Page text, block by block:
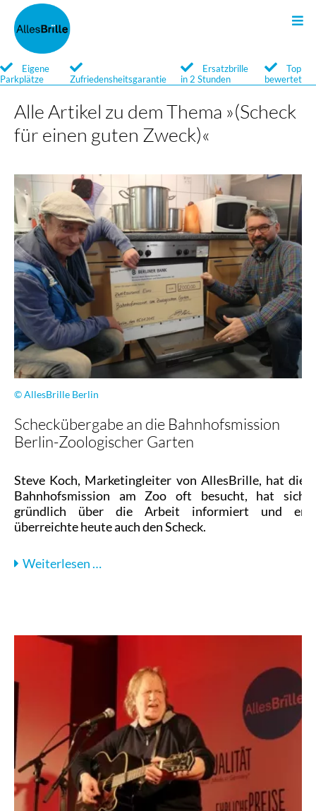
Eigene
Parkplätze
Zufriedensheitsgarantie
Ersatzbrille
in 2 Stunden
Top
bewertet
Alle Artikel zu dem Thema »(Scheck
für einen guten Zweck)«
© AllesBrille Berlin
Scheckübergabe an die Bahnhofsmission
Berlin-Zoologischer Garten
Steve Koch, Marketingleiter von AllesBrille, hat die
Bahnhofsmission am Zoo oft besucht, hat sich
gründlich über die Arbeit informiert und er
überreichte heute auch den Scheck.
Weiterlesen …
Zoologischer
Service
Brillengläser
Brillenglossar
Service
Optische Sonnenbrillen